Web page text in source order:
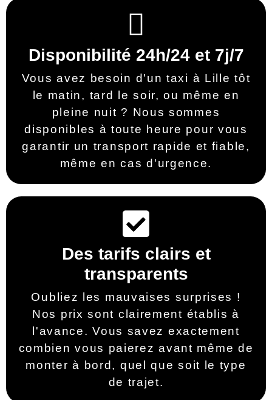
Disponibilité 24h/24 et 7j/7
Vous avez besoin d'un taxi à Lille tôt
le matin, tard le soir, ou même en
pleine nuit ? Nous sommes
disponibles à toute heure pour vous
garantir un transport rapide et fiable,
même en cas d'urgence.
Des tarifs clairs et
transparents
Oubliez les mauvaises surprises !
Nos prix sont clairement établis à
l'avance. Vous savez exactement
combien vous paierez avant même de
monter à bord, quel que soit le type
de trajet.